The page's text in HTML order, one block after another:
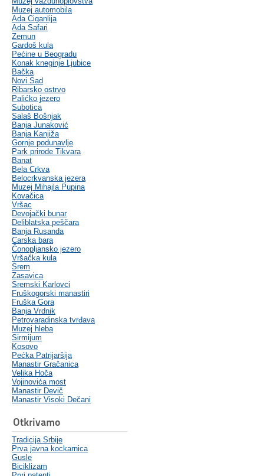
Muzej automobila
Ada Ciganlija
Ada Safari
Zemun
Gardoš kula
Pećine u Beogradu
Konak kneginje Ljubice
Bačka
Novi Sad
Ribarsko ostrvo
Palićko jezero
Subotica
Salaš Bošnjak
Banja Junaković
Banja Kanjiža
Gornje podunavlje
Park prirode Tikvara
Banat
Bela Crkva
Belocrkvanska jezera
Muzej Mihajla Pupina
Kovačica
Vršac
Devojački bunar
Deliblatska peščara
Banja Rusanda
Carska bara
Čonopljansko jezero
Vršačka kula
Srem
Zasavica
Sremski Karlovci
Fruškogorski manastiri
Fruška Gora
Banja Vrdnik
Petrovaradinska tvrđava
Muzej hleba
Sirmijum
Kosovo
Pećka Patrijaršija
Manastir Gračanica
Velika Hoča
Vojinovića most
Manastir Devič
Manastir Visoki Dečani
Otkrivamo
Tradicija Srbije
Prva javna kockarnica
Gusle
Biciklizam